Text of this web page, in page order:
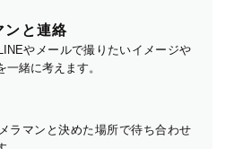
ンと連絡
やメールで撮りたいイメージや
一緒に考えます。
ラマンと決めた場所で待ち合わせ